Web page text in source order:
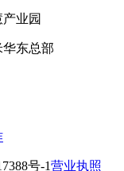
业园
东总部
号-1营业执照